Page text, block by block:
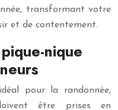
transformant votre
et de contentement.
nique
pour la randonnée,
être prises en